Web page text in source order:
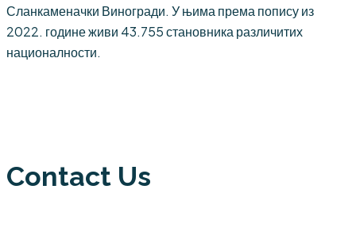
Сланкаменачки Виногради. У њима према попису из
2022. године живи 43.755 становника различитих
националности.
Contact Us